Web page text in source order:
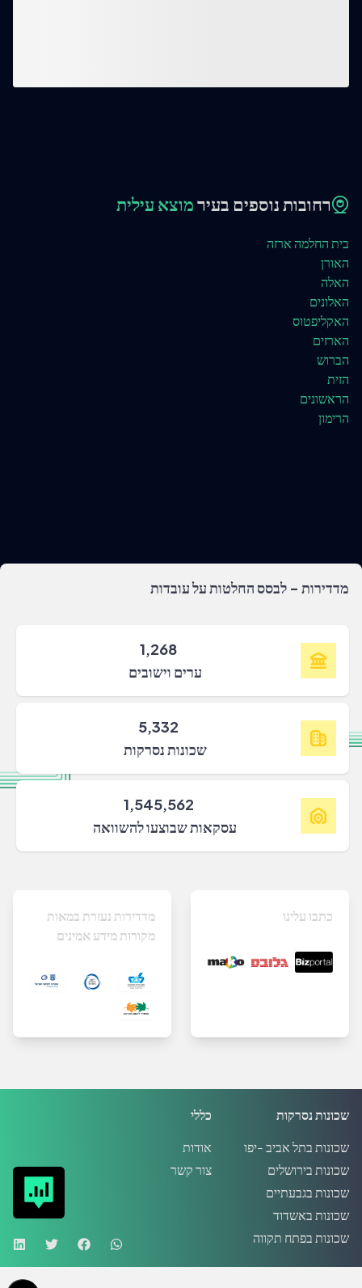
רחובות נוספים בעירמוצא עילית
בית החלמה ארזה
האורן
האלה
האלונים
האקליפטוס
הארזים
הברוש
הזית
הראשונים
הרימון
מדדירות - לבסס החלטות על עובדות
1,268
ערים וישובים
5,332
שכונות נסרקות
1,545,562
עסקאות שבוצעו להשוואה
מדדירות נעזרת במאות
מקורות מידע אמינים
כתבו עלינו
כללי
אודות
צור קשר
שכונות נסרקות
שכונות בתל אביב -יפו
שכונות בירושלים
שכונות בגבעתיים
שכונות באשדוד
שכונות בפתח תקווה